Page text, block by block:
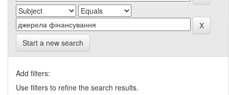
Start a new search
Add filters:
Use filters to refine the search results.